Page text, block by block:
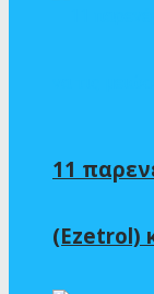
11
(Ezetrol)